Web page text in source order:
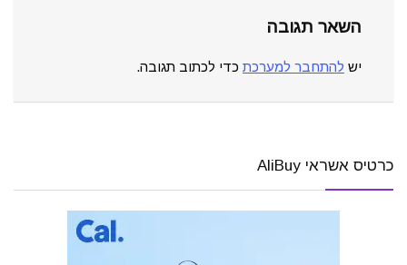
השאר תגובה
יש להתחבר למערכת כדי לכתוב תגובה.
כרטיס אשראי AliBuy